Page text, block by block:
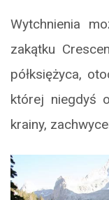
Wytchnienia
zakątku
półksiężyca,
której niegdyś
krainy,